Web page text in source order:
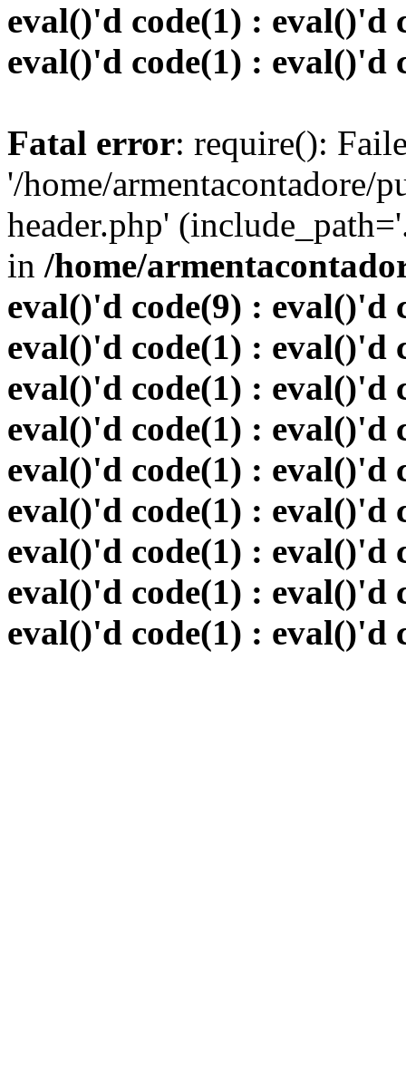
eval()'d code(1) : eval()'d
eval()'d code(1) : eval()'d
Fatal error: require():
'/home/armentacontadore/
header.php'
in /home/
eval()'d code(9) : eval()'d
eval()'d code(1) : eval()'d
eval()'d code(1) : eval()'d
eval()'d code(1) : eval()'d
eval()'d code(1) : eval()'d
eval()'d code(1) : eval()'d
eval()'d code(1) : eval()'d
eval()'d code(1) : eval()'d
eval()'d code(1) : eval()'d